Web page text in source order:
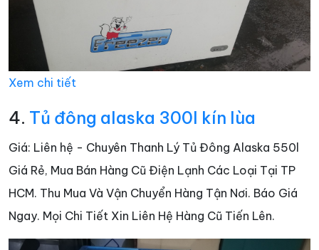
Xem chi tiết
4. Tủ đông alaska 300l kín lùa
Giá: Liên hệ - Chuyên Thanh Lý Tủ Đông Alaska 550l
Giá Rẻ, Mua Bán Hàng Cũ Điện Lạnh Các Loại Tại TP
HCM. Thu Mua Và Vận Chuyển Hàng Tận Nơi. Báo Giá
Ngay. Mọi Chi Tiết Xin Liên Hệ Hàng Cũ Tiến Lên.